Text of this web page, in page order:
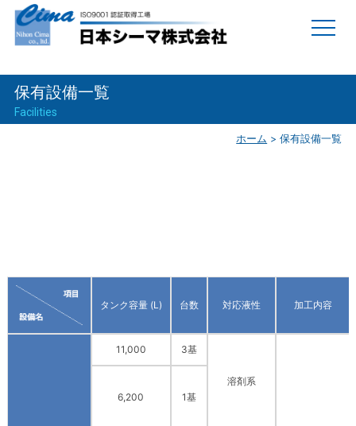
保有設備一覧
Facilities
保有設備一覧
ホーム >
タンク容量 (L) 台数 対応液性 加工内容
11,000 3基
溶剤系
6,200 1基